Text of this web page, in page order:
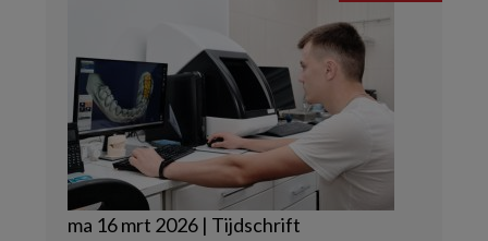
ma 16 mrt 2026 | Tijdschrift